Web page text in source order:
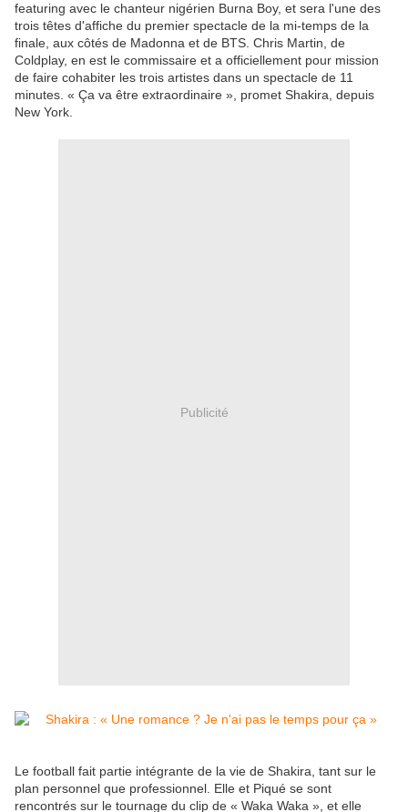
featuring avec le chanteur nigérien Burna Boy, et sera l'une des
trois têtes d'affiche du premier spectacle de la mi-temps de la
finale, aux côtés de Madonna et de BTS. Chris Martin, de
Coldplay, en est le commissaire et a officiellement pour mission
de faire cohabiter les trois artistes dans un spectacle de 11
minutes. « Ça va être extraordinaire », promet Shakira, depuis
New York.
Publicité
Le football fait partie intégrante de la vie de Shakira, tant sur le
plan personnel que professionnel. Elle et Piqué se sont
rencontrés sur le tournage du clip de « Waka Waka », et elle